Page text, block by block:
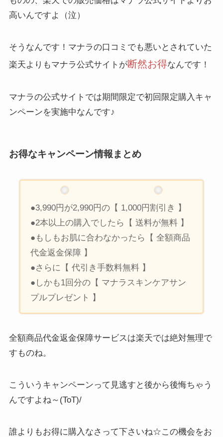
高いんですよ（泣）
そうなんです！マナラの口コミでも悪いとされていた
楽天よりもマナラ公式サイトが断然お得なんです！
マナラの公式サイトでは期間限定で初回限定購入キャ
ンペーンを実施中なんです♪
お得なキャンペーン情報まとめ
●3,990円が2,990円の【 1,000円割引き 】
●2本以上の購入でしたら【 送料が無料 】
●もしもお肌に合わなかったら【 全額商品
代金返金保障 】
●さらに【 代引き手数料無料 】
●しかも1回分の【 マナラスキンケアサン
プルプレゼント 】
全額商品代金返金保障サービスは楽天では絶対無理で
すものね。
こういうキャンペーンって見逃すと後から後悔ちゃう
んですよね～(ToT)/
誰よりもお得に購入なさって下さいね☆この機会をお